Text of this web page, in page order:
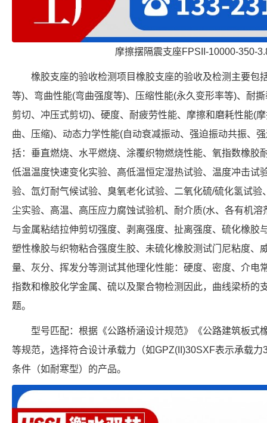
摩擦摆隔震支座FPSII-10000-350-
橡胶支座的验收检测项目橡胶支座的验收及检测主要包
等)、弯曲性能(弯曲强度等)、压缩性能(永久变形率等)、耐
剪切、冲压式剪切)、硬度、耐疲劳性能、摩擦和磨耗性能(
曲、压缩)、动态力学性能(自动衰减振动、强迫振动共振、
括：垂直燃烧、水平燃烧、涂覆织物燃烧性能、氧指数橡胶
低温温度快速变化实验、高低温恒定湿热试验、温度冲击试
验、氙灯耐气候试验、臭氧老化试验、二氧化硫/硫化氢试
尘实验、高温、高压应力腐蚀试验机、耐介质(水、各有机
与金属粘结拉伸剪切强度、剥离强度、扯离强度、硫化橡胶
塑性橡胶与织物粘合强度生胶、未硫化橡胶测试门尼粘度、
量、灰分、挥发分等测试其他理化性能：硬度、密度、介电
指数和橡胶化学金属、硫以及聚合物检测因此，曲线梁桥的
题。
型号匹配：根据《公路桥涵设计规范》《公路建筑板式
等规范，选择符合设计承载力（如GPZ(II)30SXF表示承载
条件（如耐寒型）的产品。